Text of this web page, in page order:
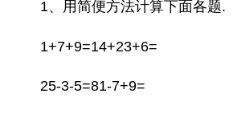
1、用简便方法计算下面各题.
1+7+9=14+23+6=
25-3-5=81-7+9=